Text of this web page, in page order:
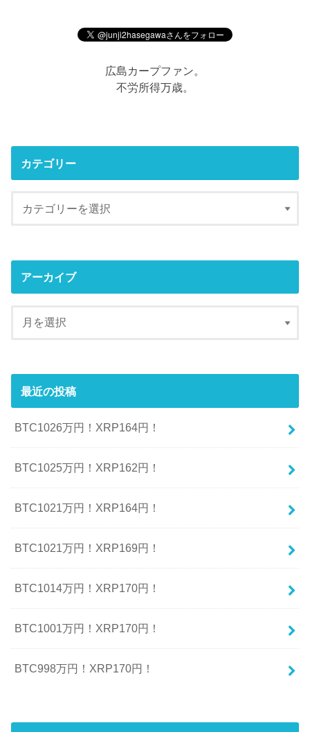
広島カープファン。
不労所得万歳。
カテゴリー
アーカイブ
最近の投稿
BTC1026万円！XRP164円！
BTC1025万円！XRP162円！
BTC1021万円！XRP164円！
BTC1021万円！XRP169円！
BTC1014万円！XRP170円！
BTC1001万円！XRP170円！
BTC998万円！XRP170円！